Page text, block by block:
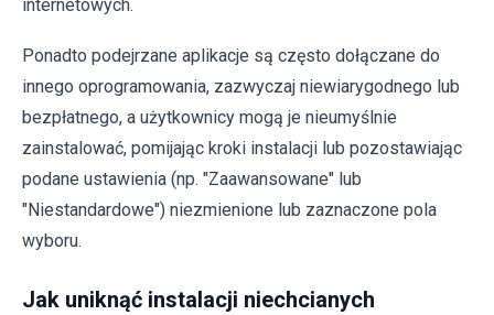
internetowych.
Ponadto podejrzane aplikacje są często dołączane do
innego oprogramowania, zazwyczaj niewiarygodnego lub
bezpłatnego, a użytkownicy mogą je nieumyślnie
zainstalować, pomijając kroki instalacji lub pozostawiając
podane ustawienia (np. "Zaawansowane" lub
"Niestandardowe") niezmienione lub zaznaczone pola
wyboru.
Jak uniknąć instalacji niechcianych